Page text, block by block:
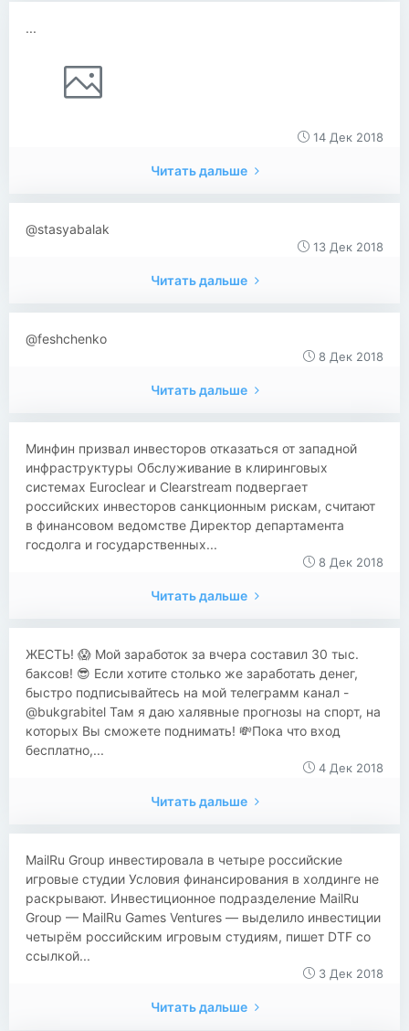
...
14 Дек 2018
Читать дальше
@stasyabalak
13 Дек 2018
Читать дальше
@feshchenko
8 Дек 2018
Читать дальше
​​Минфин призвал инвесторов отказаться от западной
инфраструктуры Обслуживание в клиринговых
системах Euroclear и Clearstream подвергает
российских инвесторов санкционным рискам, считают
в финансовом ведомстве Директор департамента
госдолга и государственных...
8 Дек 2018
Читать дальше
​​ЖЕСТЬ! 😱 Мой заработок за вчера составил 30 тыс.
баксов! 😎 Если хотите столько же заработать денег,
быстро подписывайтесь на мой телеграмм канал -
@bukgrabitel Там я даю халявные прогнозы на спорт, на
которых Вы сможете поднимать! 💸Пока что вход
бесплатно,...
4 Дек 2018
Читать дальше
​​MailRu Group инвестировала в четыре российские
игровые студии Условия финансирования в холдинге не
раскрывают. Инвестиционное подразделение MailRu
Group — MailRu Games Ventures — выделило инвестиции
четырём российским игровым студиям, пишет DTF со
ссылкой...
3 Дек 2018
Читать дальше